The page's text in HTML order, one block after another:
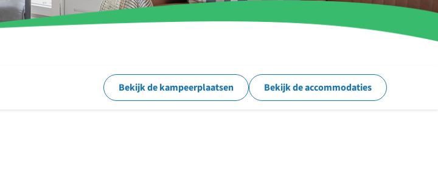
Bekijk de kampeerplaatsen Bekijk de accommodaties